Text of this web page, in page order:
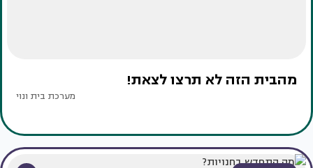
מהבית הזה לא תרצו לצאת!
מערכת בית ונוי